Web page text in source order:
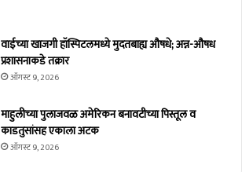
वाईच्या खाजगी हॉस्पिटलमध्ये मुदतबाह्य औषधे; अन्न-औषध
प्रशासनाकडे तक्रार
ऑगस्ट 9, 2026
माहुलीच्या पुलाजवळ अमेरिकन बनावटीच्या पिस्तूल व
काडतुसांसह एकाला अटक
ऑगस्ट 9, 2026